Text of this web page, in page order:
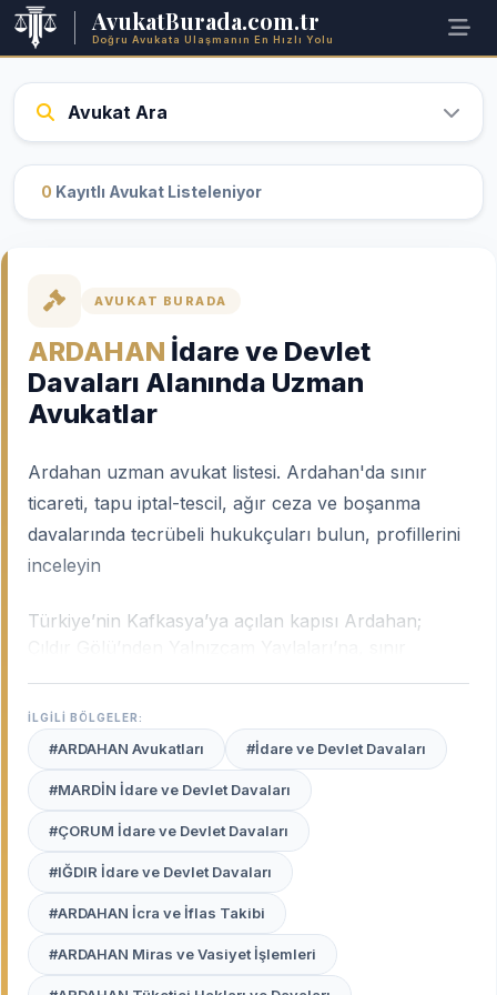
AvukatBurada.com.tr
Doğru Avukata Ulaşmanın En Hızlı Yolu
Avukat Ara
0 Kayıtlı Avukat Listeleniyor
AVUKAT BURADA
ARDAHAN İdare ve Devlet
Davaları Alanında Uzman
Avukatlar
Ardahan uzman avukat listesi. Ardahan'da sınır
ticareti, tapu iptal-tescil, ağır ceza ve boşanma
davalarında tecrübeli hukukçuları bulun, profillerini
inceleyin
Türkiye’nin Kafkasya’ya açılan kapısı Ardahan;
mülkiyet uyuşmazlıklarından miras davalarına, sınır
kapıları bağlantılı ticari ihtilaflardan aile hukukuna
kadar geniş bir sahada yerel tecrübe gerektirir.
Ardahan uzman avukatları
, bölgenin coğrafi
zorluklarını, yerel yönetim pratiklerini ve Ardahan
Adliyesi'nin işleyişini en iyi bilen profesyonellerdir.
Avukat Burada platformu, Ardahan merkez ve
ilçelerinde (Göle, Çıldır, Hanak vb.) haklarınızı
sarsılmaz bir kararlılıkla savunacak, güvenilir
avukatları sizin için listeler.
İLGİLİ BÖLGELER:
#ARDAHAN Avukatları #İdare ve Devlet Davaları
#MARDİN İdare ve Devlet Davaları
#ÇORUM İdare ve Devlet Davaları
#IĞDIR İdare ve Devlet Davaları
#ARDAHAN İcra ve İflas Takibi
#ARDAHAN Miras ve Vasiyet İşlemleri